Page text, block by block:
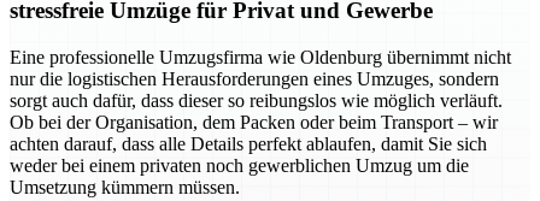
stressfreie Umzüge für Privat und Gewerbe
Eine professionelle Umzugsfirma wie Oldenburg übernimmt nicht
nur die logistischen Herausforderungen eines Umzuges, sondern
sorgt auch dafür, dass dieser so reibungslos wie möglich verläuft.
Ob bei der Organisation, dem Packen oder beim Transport – wir
achten darauf, dass alle Details perfekt ablaufen, damit Sie sich
weder bei einem privaten noch gewerblichen Umzug um die
Umsetzung kümmern müssen.